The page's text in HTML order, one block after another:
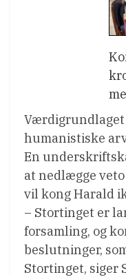
humanistiske
En
at nedlægge
vil kong Harald
– Stortinget er
forsamling, og
beslutninger,
Stortinget, siger